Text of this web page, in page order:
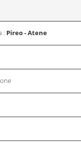
: Pireo - Atene